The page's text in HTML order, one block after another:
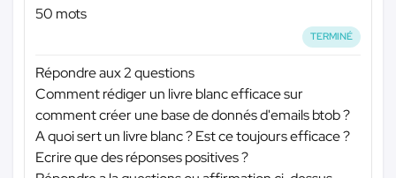
50 mots
TERMINÉ
Répondre aux 2 questions
Comment rédiger un livre blanc efficace sur
comment créer une base de donnés d'emails btob ?
A quoi sert un livre blanc ? Est ce toujours efficace ?
Ecrire que des réponses positives ?